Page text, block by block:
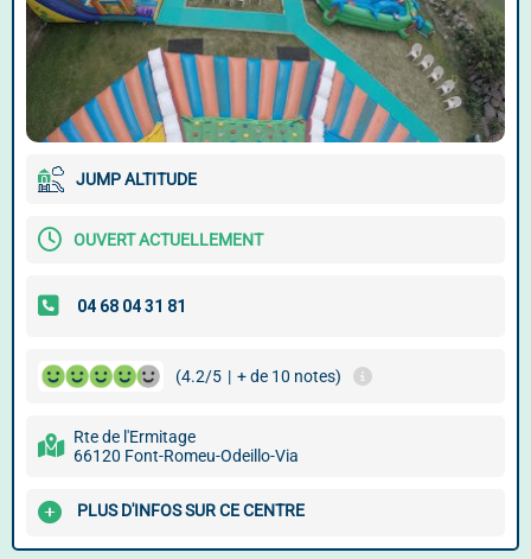
JUMP ALTITUDE
OUVERT ACTUELLEMENT
(4.2/5 | + de 10 notes)
Rte de l'Ermitage
66120 Font-Romeu-Odeillo-Via
PLUS D'INFOS SUR CE CENTRE